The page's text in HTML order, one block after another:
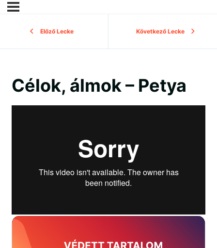
Előző Lecke Következő Lecke
Célok, álmok – Petya